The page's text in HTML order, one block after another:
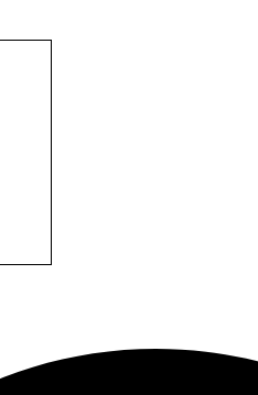
turystycznych, co sprzyja